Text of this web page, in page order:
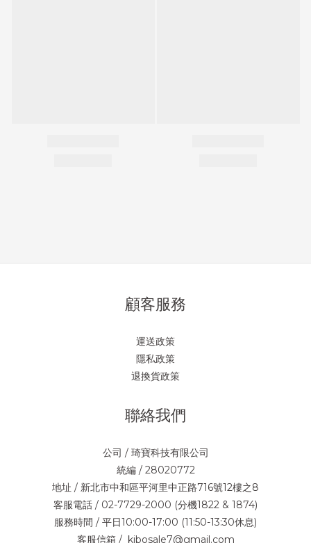
顧客服務
運送政策
隱私政策
退換貨政策
聯絡我們
公司 / 琦寶科技有限公司
統編 / 28020772
地址 / 新北市中和區平河里中正路716號12樓之8
客服電話 / 02-7729-2000 (分機1822 & 1874)
服務時間 / 平日10:00-17:00 (11:50-13:30休息)
客服信箱 / kibosale7@gmail.com